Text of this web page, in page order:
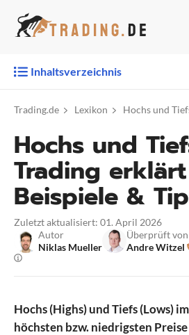
Inhalt
Inhaltsverzeichnis
Trading.de Lexikon Hochs und
Hochs und
Trading
Beispiele &
Zuletzt aktualisiert: 01. April 2026
Autor
Niklas Mueller
Überprüft von
Andre Witzel
Hochs (Highs) und Tiefs (Lows)
höchsten bzw. niedrigsten Preise